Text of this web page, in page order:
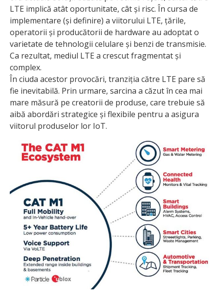
LTE implică atât oportunitate, cât și risc. În cursa de
implementare (și definire) a viitorului LTE, țările,
operatorii și producătorii de hardware au adoptat o
varietate de tehnologii celulare și benzi de transmisie.
Ca rezultat, mediul LTE a crescut fragmentat și
complex.
În ciuda acestor provocări, tranziția către LTE pare să
fie inevitabilă. Prin urmare, sarcina a căzut în cea mai
mare măsură pe creatorii de produse, care trebuie să
aibă abordări strategice și flexibile pentru a asigura
viitorul produselor lor IoT.